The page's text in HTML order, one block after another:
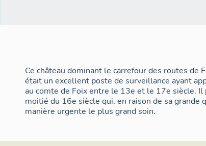
Ce château dominant le carrefour des routes de
était un excellent poste de surveillance ayant
au comte de Foix entre le 13e et le 17e siècle.
moitié du 16e siècle qui, en raison de sa
manière urgente le plus grand soin.